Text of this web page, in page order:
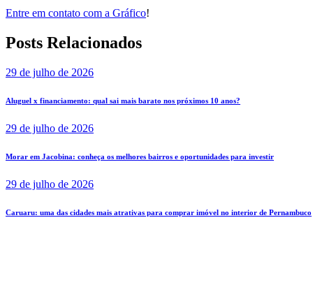
Entre em contato com a Gráfico!
Posts Relacionados
29 de julho de 2026
Aluguel x financiamento: qual sai mais barato nos próximos 10 anos?
29 de julho de 2026
Morar em Jacobina: conheça os melhores bairros e oportunidades para investir
29 de julho de 2026
Caruaru: uma das cidades mais atrativas para comprar imóvel no interior de Pernambuco